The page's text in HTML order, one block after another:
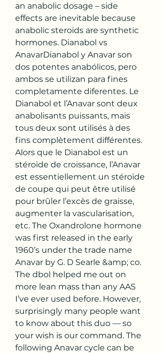
an anabolic dosage – side
effects are inevitable because
anabolic steroids are synthetic
hormones. Dianabol vs
AnavarDianabol y Anavar son
dos potentes anabólicos, pero
ambos se utilizan para fines
completamente diferentes. Le
Dianabol et l’Anavar sont deux
anabolisants puissants, mais
tous deux sont utilisés à des
fins complètement différentes.
Alors que le Dianabol est un
stéroïde de croissance, l’Anavar
est essentiellement un stéroïde
de coupe qui peut être utilisé
pour brûler l’excès de graisse,
augmenter la vascularisation,
etc. The Oxandrolone hormone
was first released in the early
1960’s under the trade name
Anavar by G. D Searle &amp; co.
The dbol helped me out on
more lean mass than any AAS
I’ve ever used before. However,
surprisingly many people want
to know about this duo — so
your wish is our command. The
following Anavar cycle can be